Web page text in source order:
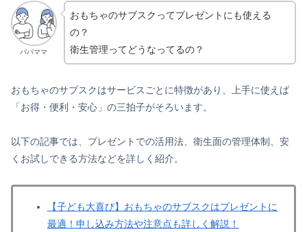
パパママ
おもちゃのサブスクってプレゼントにも使える
の？
衛生管理ってどうなってるの？
おもちゃのサブスクはサービスごとに特徴があり、上手に使えば
「お得・便利・安心」の三拍子がそろいます。
以下の記事では、プレゼントでの活用法、衛生面の管理体制、安
くお試しできる方法などを詳しく紹介。
【子ども大喜び】おもちゃのサブスクはプレゼントに
最適！申し込み方法や注意点も詳しく解説！